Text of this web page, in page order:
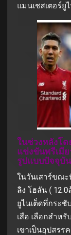
แมนเชสเตอร์ยู
ในช่วงหลังโด
แข่งขันพรีเมี
รูปแบบปัจจุบั
ในวันเสาร์ขณ
ลิง โฮลัน (
ยูไนเต็ดที่กระชั
เสือ เลือกสำห
เขาเป็นอุปสรร